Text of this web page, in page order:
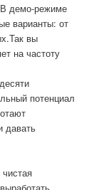
демо-режиме
варианты: от
вы
на частоту
потенциал
давать